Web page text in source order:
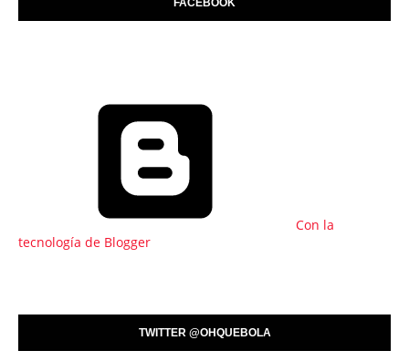
FACEBOOK
Con la
tecnología de Blogger
TWITTER @OHQUEBOLA